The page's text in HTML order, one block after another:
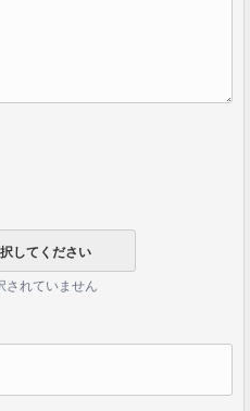
されていません